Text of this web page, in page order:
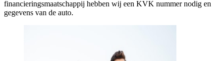
financieringsmaatschappij hebben wij een KVK nummer nodig en
gegevens van de auto.